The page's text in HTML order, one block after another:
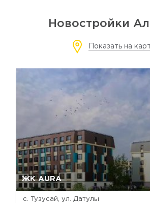
Новостройки
Показать на
ЖК AURA
с. Тузусай, ул. Датулы
Да, удалить Отмена